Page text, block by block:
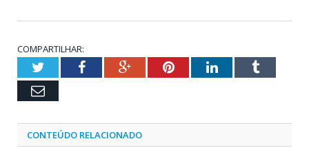
COMPARTILHAR:
TwitterFacebookGoogle+PinterestLinkedInTumblr
Email
CONTEÚDO RELACIONADO